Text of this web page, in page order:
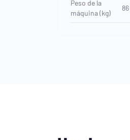
Peso de la
máquina (kg)
86